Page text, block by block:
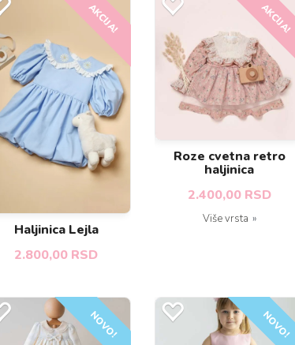
AKCIJA!
Haljinica Lejla
2.800,00 RSD
AKCIJA!
Roze cvetna retro
haljinica
2.400,00 RSD
Više vrsta
NOVO! NOVO!